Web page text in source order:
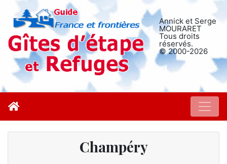
Annick et Serge
MOURARET
Tous droits
réservés.
© 2000-2026
Champéry